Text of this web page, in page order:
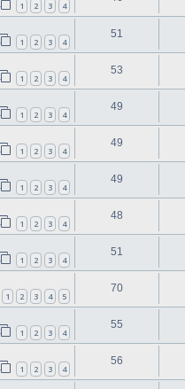
1 2 3 4
1 2 3 4
51
1 2 3 4
53
1 2 3 4
49
1 2 3 4
49
1 2 3 4
49
1 2 3 4
48
1 2 3 4
51
1 2 3 4 5
70
1 2 3 4
55
1 2 3 4
56